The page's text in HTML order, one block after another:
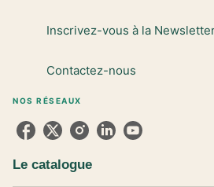
Inscrivez-vous à la
Contactez-nous
NOS RÉSEAUX
Le catalogue